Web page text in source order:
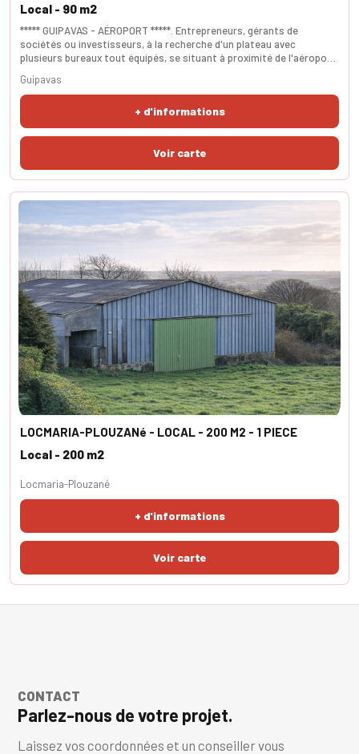
***** GUIPAVAS - AÉROPORT *****. Entrepreneurs, gérants de
sociétés ou investisseurs, à la recherche d'un plateau avec
plusieurs bureaux tout équipés, se situant à proximité de l'aéroport
immeuble standing et contemporain. Le plateau comporte un sas
d'entrée, un open space, une cuisine et cinq grands bureaux. Ces
bureaux pourraient accueillir une
Local - 90 m2
+ d'informations
Guipavas
LOCMARIA-PLOUZANé - LOCAL - 200 M2 - 1 PIECE
Local - 200 m2
+ d'informations
Locmaria-Plouzané
CONTACT
Parlez-nous de votre projet.
Laissez vos coordonnées et un conseiller vous